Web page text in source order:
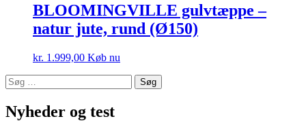
BLOOMINGVILLE gulvtæppe –
natur jute, rund (Ø150)
kr. 1.999,00 Køb nu
Søg
efter:
Nyheder og test